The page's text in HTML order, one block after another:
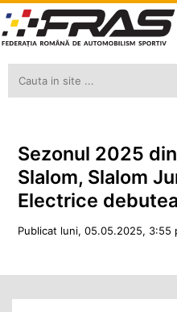
Sezonul 2025
Slalom, Slalom
Electrice
Publicat luni, 05.05.2025, 3:55